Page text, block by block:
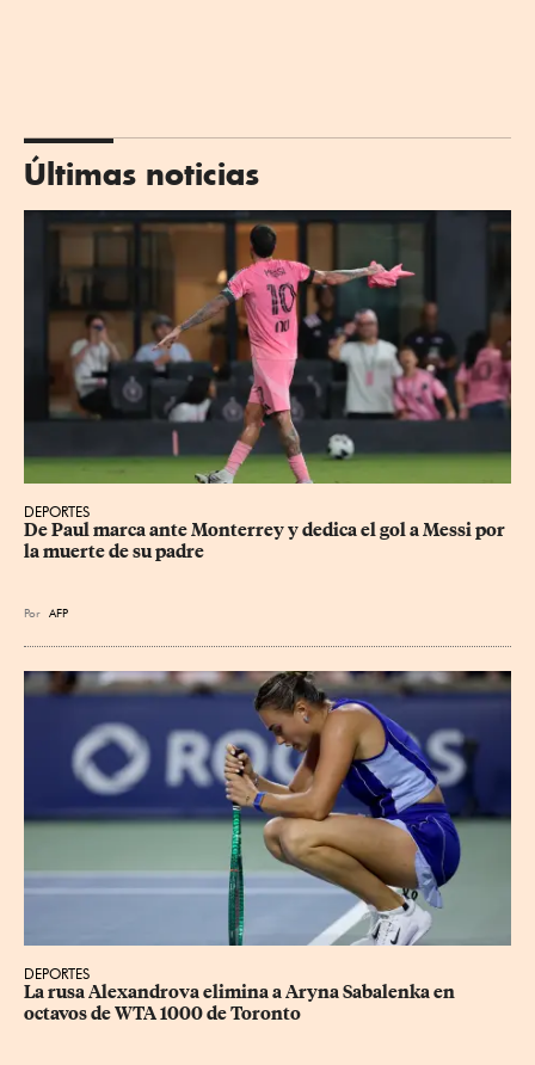
Últimas noticias
DEPORTES
De Paul marca ante Monterrey y dedica el gol a Messi por
la muerte de su padre
Por AFP
DEPORTES
La rusa Alexandrova elimina a Aryna Sabalenka en
octavos de WTA 1000 de Toronto